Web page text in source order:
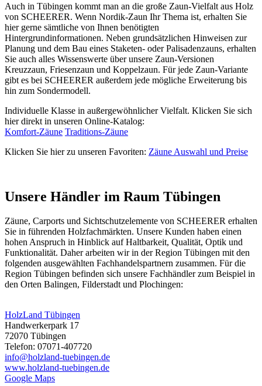
Auch in Tübingen kommt man an die große Zaun-Vielfalt aus Holz
von SCHEERER. Wenn Nordik-Zaun Ihr Thema ist, erhalten Sie
hier gerne sämtliche von Ihnen benötigten
Hintergrundinformationen. Neben grundsätzlichen Hinweisen zur
Planung und dem Bau eines Staketen- oder Palisadenzauns, erhalten
Sie auch alles Wissenswerte über unsere Zaun-Versionen
Kreuzzaun, Friesenzaun und Koppelzaun. Für jede Zaun-Variante
gibt es bei SCHEERER außerdem jede mögliche Erweiterung bis
hin zum Sondermodell.
Individuelle Klasse in außergewöhnlicher Vielfalt. Klicken Sie sich
hier direkt in unseren Online-Katalog:
Komfort-Zäune Traditions-Zäune
Klicken Sie hier zu unseren Favoriten: Zäune Auswahl und Preise
Unsere Händler im Raum Tübingen
Zäune, Carports und Sichtschutzelemente von SCHEERER erhalten
Sie in führenden Holzfachmärkten. Unsere Kunden haben einen
hohen Anspruch in Hinblick auf Haltbarkeit, Qualität, Optik und
Funktionalität. Daher arbeiten wir in der Region Tübingen mit den
folgenden ausgewählten Fachhandelspartnern zusammen. Für die
Region Tübingen befinden sich unsere Fachhändler zum Beispiel in
den Orten Balingen, Filderstadt und Plochingen:
HolzLand Tübingen
Handwerkerpark 17
72070 Tübingen
Telefon: 07071-407720
info@holzland-tuebingen.de
www.holzland-tuebingen.de
Google Maps